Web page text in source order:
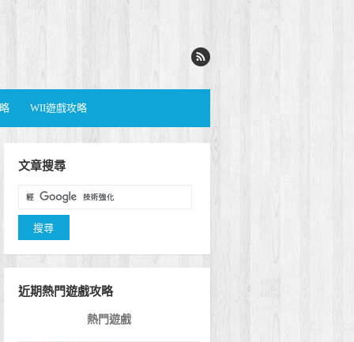
WII遊戲攻略
文章搜尋
近期熱門遊戲攻略
熱門遊戲